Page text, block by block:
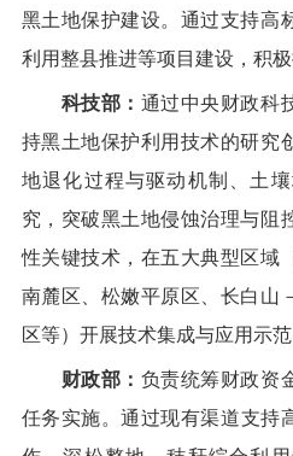
黑土地保护建设。通过支持高
利用整县推进等项目建设，积
科技部： 通过中央财政科
持黑土地保护利用技术的研究
地退化过程与驱动机制、土
究，突破黑土地侵蚀治理与阻
性关键技术，在五大典型区域
南麓区、松嫩平原区、长白山
区等）开展技术集成与应用示范
财政部： 负责统筹财政资
任务实施。通过现有渠道支持